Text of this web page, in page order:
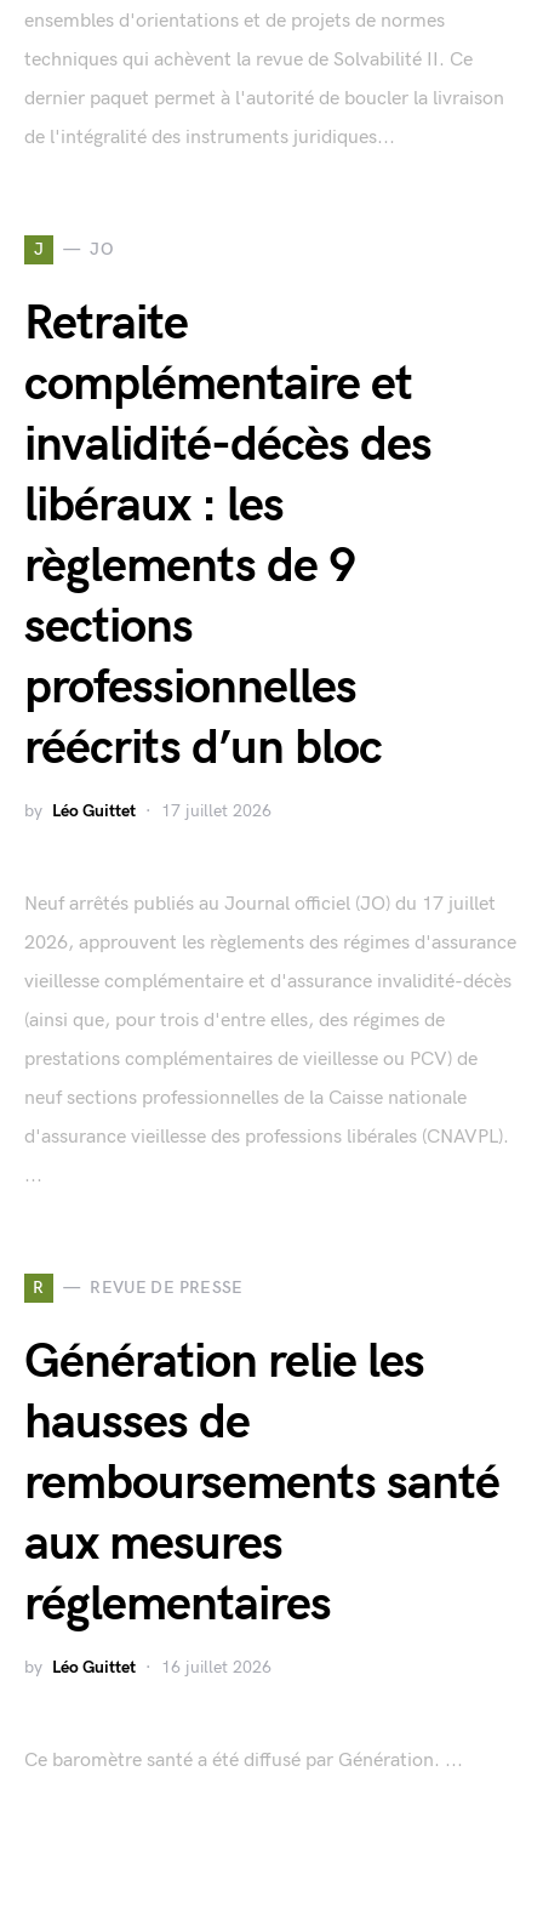
ensembles d'orientations et de projets de normes
techniques qui achèvent la revue de Solvabilité II. Ce
dernier paquet permet à l'autorité de boucler la livraison
de l'intégralité des instruments juridiques...
J JO
Retraite
complémentaire et
invalidité-décès des
libéraux : les
règlements de 9
sections
professionnelles
réécrits d’un bloc
by Léo Guittet 17 juillet 2026
Neuf arrêtés publiés au Journal officiel (JO) du 17 juillet
2026, approuvent les règlements des régimes d'assurance
vieillesse complémentaire et d'assurance invalidité-décès
(ainsi que, pour trois d'entre elles, des régimes de
prestations complémentaires de vieillesse ou PCV) de
neuf sections professionnelles de la Caisse nationale
d'assurance vieillesse des professions libérales (CNAVPL).
...
R REVUE DE PRESSE
Génération relie les
hausses de
remboursements santé
aux mesures
réglementaires
by Léo Guittet 16 juillet 2026
Ce baromètre santé a été diffusé par Génération. ...